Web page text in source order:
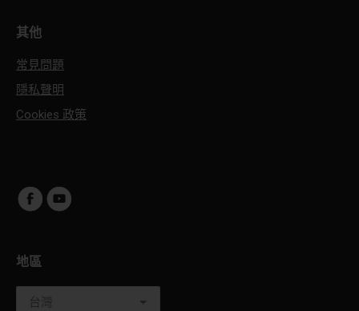
其他
常見問題
隱私聲明
Cookies 政策
地區